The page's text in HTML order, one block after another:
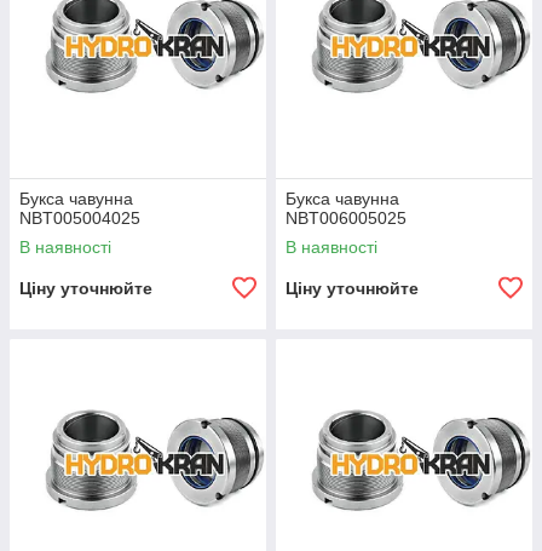
Букса чавунна
NBT005004025
В наявності
Ціну уточнюйте
Букса чавунна
NBT006005025
В наявності
Ціну уточнюйте